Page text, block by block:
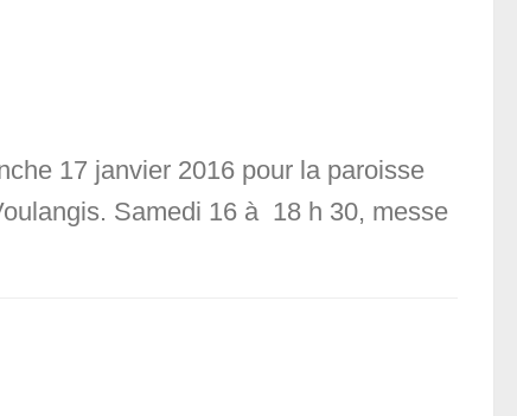
17 janvier 2016 pour la paroisse
Samedi 16 à 18 h 30, messe